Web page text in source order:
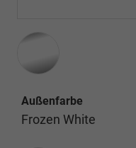
Außenfarbe
Frozen White